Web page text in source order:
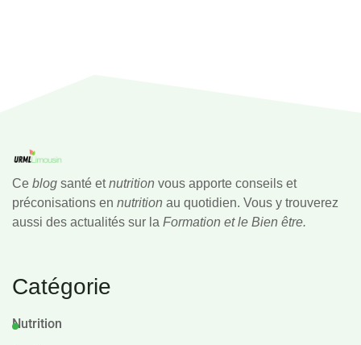
Ce blog santé etnutrition vous apporte conseils et
préconisations en nutrition au quotidien. Vous y trouverez
aussi des actualités sur la Formation et le Bien être.
Catégorie
Nutrition